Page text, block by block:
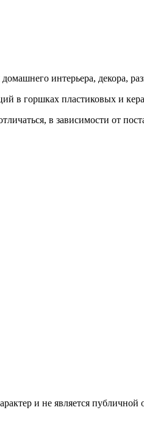
интерьера, декора,
в горшках пластиковых и
в зависимости от
и не является